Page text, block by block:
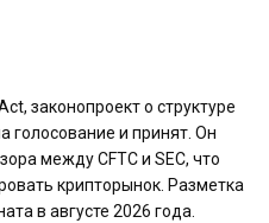
законопроект о структуре
голосование и принят. Он
между CFTC и SEC, что
крипторынок. Разметка
в августе 2026 года.